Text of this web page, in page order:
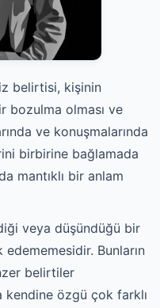
belirtisi, kişinin
bozulma olması ve
ve konuşmalarında
birbirine bağlamada
mantıklı bir anlam
veya düşündüğü bir
edememesidir. Bunların
belirtiler
kendine özgü çok farklı